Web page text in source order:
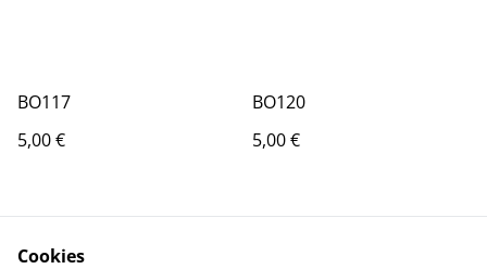
BO117
5,00 €
BO120
5,00 €
Cookies